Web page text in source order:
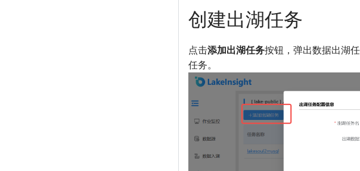
创建出湖任务
点击添加出湖任务按钮，弹出数据出湖
任务。